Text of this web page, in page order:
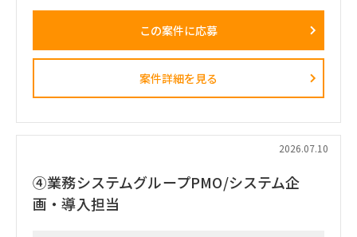
ィ上の問題や設定不備を検出できるAIエージェントの開発を想
LLMのみで判断するのではなく、ルールベースロジックやパタ
る確認を適切に挟むハイブリッド型の仕組みを構築していただ
きます。
■主な業務内容
・ファイアウォール設定ファイルの解析・レビュー
・ネットワーク構成、ポリシー、ACL、セグメンテーションの
・LLMとルールベースロジックを組み合わせた判定ロジックの
設計
・複数ネットワーク機器を横断した構成比較・不整合検知
この案件に応募
案件詳細を見る
2026.07.10
④業務システムグループPMO/システム企
画・導入担当